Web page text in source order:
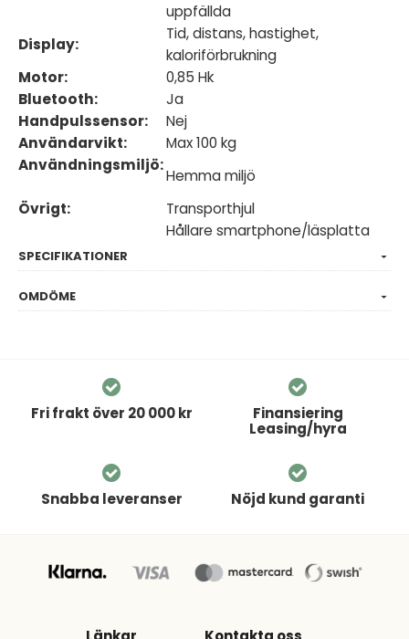
uppfällda
Display:
Tid, distans, hastighet,
kaloriförbrukning
Motor:
0,85 Hk
Bluetooth:
Ja
Handpulssensor:
Nej
Användarvikt:
Max 100 kg
Användningsmiljö:
Hemma miljö
Övrigt:
Transporthjul
Hållare smartphone/läsplatta
SPECIFIKATIONER
OMDÖME
Fri frakt över 20 000 kr
Finansiering
Leasing/hyra
Snabba leveranser Nöjd kund garanti